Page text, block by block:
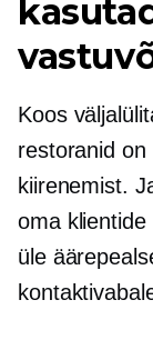
Koos
restoranid on
kiirenemist.
oma klientide
üle